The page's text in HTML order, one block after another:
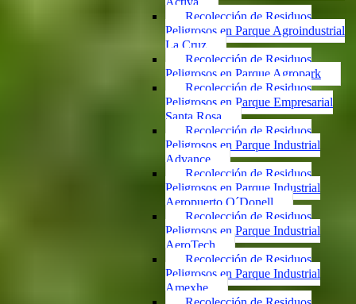
Recolección de Residuos
Peligrosos en Parque Agroindustrial
La Cruz
Recolección de Residuos
Peligrosos en Parque Agropark
Recolección de Residuos
Peligrosos en Parque Empresarial
Santa Rosa
Recolección de Residuos
Peligrosos en Parque Industrial
Advance
Recolección de Residuos
Peligrosos en Parque Industrial
Aeropuerto O´Donell
Recolección de Residuos
Peligrosos en Parque Industrial
AeroTech
Recolección de Residuos
Peligrosos en Parque Industrial
Amexhe